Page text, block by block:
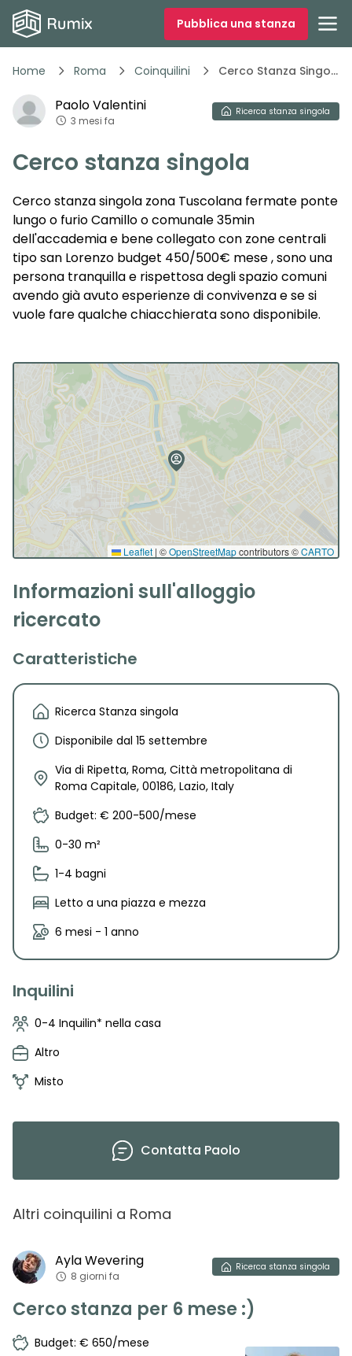
Pubblica una stanza
Home Roma Coinquilini Cerco Stanza Singola 3xzia
PaoloValentini
3 mesi fa
Ricerca stanza singola
Cerco stanza singola
Cerco stanza singola zona Tuscolana fermate ponte
lungo o furio Camillo o comunale 35min
dell'accademia e bene collegato con zone centrali
tipo san Lorenzo budget 450/500€ mese , sono una
persona tranquilla e rispettosa degli spazio comuni
avendo già avuto esperienze di convivenza e se si
vuole fare qualche chiacchierata sono disponibile.
Leaflet | ©OpenStreetMapcontributors ©CARTO
Informazioni sull'alloggio
ricercato
Caratteristiche
Ricerca Stanza singola
Disponibile dal 15 settembre
Via di Ripetta, Roma, Città metropolitana di
Roma Capitale, 00186, Lazio, Italy
Budget: € 200-500/mese
0-30 m²
1-4 bagni
Letto a una piazza e mezza
6 mesi - 1 anno
Inquilini
0-4 Inquilin* nella casa
Altro
Misto
Contatta Paolo
Altri coinquilini a Roma
AylaWevering
8 giorni fa
Ricerca stanza singola
Cerco stanza per 6 mese :)
Budget: € 650/mese